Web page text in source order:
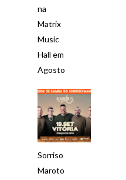
na
Matrix
Music
Hall em
Agosto
Sorriso
Maroto